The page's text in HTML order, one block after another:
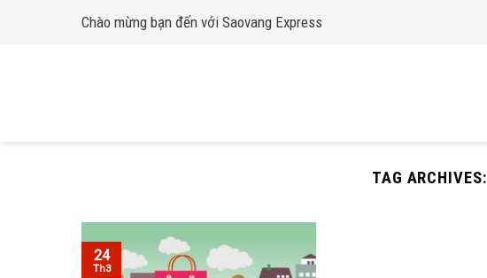
Chào mừng bạn đến với Saovang Express
TAG ARCHIVES:
24
Th3